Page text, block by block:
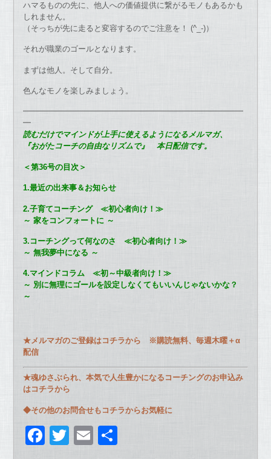
ハマるものの先に、他人への価値提供に繋がるモノもあるかも
しれません。
（そっちが先に走ると変容するのでご注意を！ (^_-)）
それが職業のゴールとなります。
まずは他人。そして自分。
色んなモノを楽しみましょう。
━━━━━━━━━━━━━━━━━━━━━━━━━━━━
━
読むだけでマインドが上手に使えるようになるメルマガ、
『おがたコーチの自由なリズムで』 本日配信です。
＜第36号の目次＞
1.最近の出来事＆お知らせ
2.子育てコーチング ≪初心者向け！≫
～ 家をコンフォートに ～
3.コーチングって何なのさ ≪初心者向け！≫
～ 無我夢中になる ～
4.マインドコラム ≪初～中級者向け！≫
～ 別に無理にゴールを設定しなくてもいいんじゃないかな？
～
★メルマガのご登録はコチラから ※購読無料、毎週木曜＋α
配信
★魂ゆさぶられ、本気で人生豊かになるコーチングのお申込み
はコチラから
◆その他のお問合せもコチラからお気軽に
F
T
E